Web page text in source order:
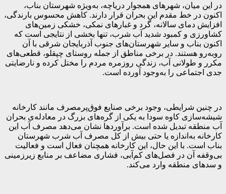
در این میان، شهرهای همجوار دریاچه، به‌ویژه شهرستان بناب،
اکنون در خط مقدم این بحران قرار دارند. کاهش محسوس بارندگی،
افزایش دمای سالانه، گرد و غبارهای نمکی، خشکی زمین‌های
کشاورزی و کمبود شدید آب شرب، تنها بخشی از نتایجی است که
اکنون بناب و سایر شهرستان‌های جنوب آذربایجان شرقی با آن
روبه‌رو هستند. در برخی مناطق از جمله روستای چپقلو، قطعی‌های
مکرر و طولانی آب، زندگی روزمره مردم را مختل کرده و نارضایتی
جدی اجتماعی را به‌وجود آورده است.
در چنین شرایطی، وجود برخی صنایع فوق‌پرمصرف مانند کارخانه
شیشه‌سازی کاوه سودا به یکی از گره‌های بزرگ در معادله‌ی بحران
آب منطقه تبدیل شده است. برآوردها نشان می‌دهد مصرف آب این
کارخانه به‌اندازه یا حتی بیش از کل مصرف آب شرب شهرستان
بناب است. با این حال، این کارخانه همچنان فعال است و فعالیت
بی‌وقفه آن در فصل‌های کم‌آبی، فشاری مضاعف بر منابع زیرزمینی
و سدهای منطقه وارد می‌کند.